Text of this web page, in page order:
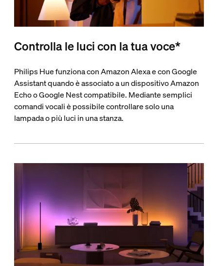
Controlla le luci con la tua voce*
Philips Hue funziona con Amazon Alexa e con Google
Assistant quando è associato a un dispositivo Amazon
Echo o Google Nest compatibile. Mediante semplici
comandi vocali è possibile controllare solo una
lampada o più luci in una stanza.